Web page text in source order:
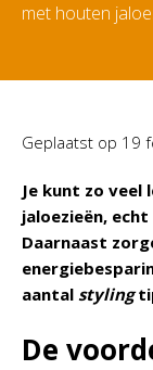
met houten
Geplaatst op 19
Je kunt zo veel
jaloezieën,
Daarnaast
aantal styling
De